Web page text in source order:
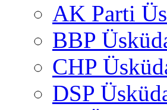
AK Parti
BBP
CHP
DSP